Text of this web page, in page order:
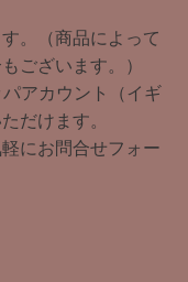
。（商品によって
ございます。）
アカウント（イギ
だけます。
にお問合せフォー